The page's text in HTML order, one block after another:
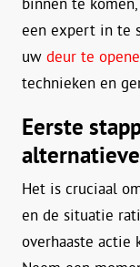
een expert in te
uw deur te
technieken en
Eerste
Het is cruciaal
en de situatie
overhaaste actie